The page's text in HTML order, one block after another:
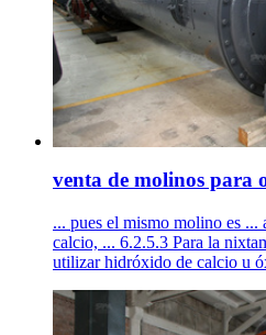
venta de molinos para
... pues el mismo molino es ...
calcio, ... 6.2.5.3 Para la
utilizar hidróxido de calcio u